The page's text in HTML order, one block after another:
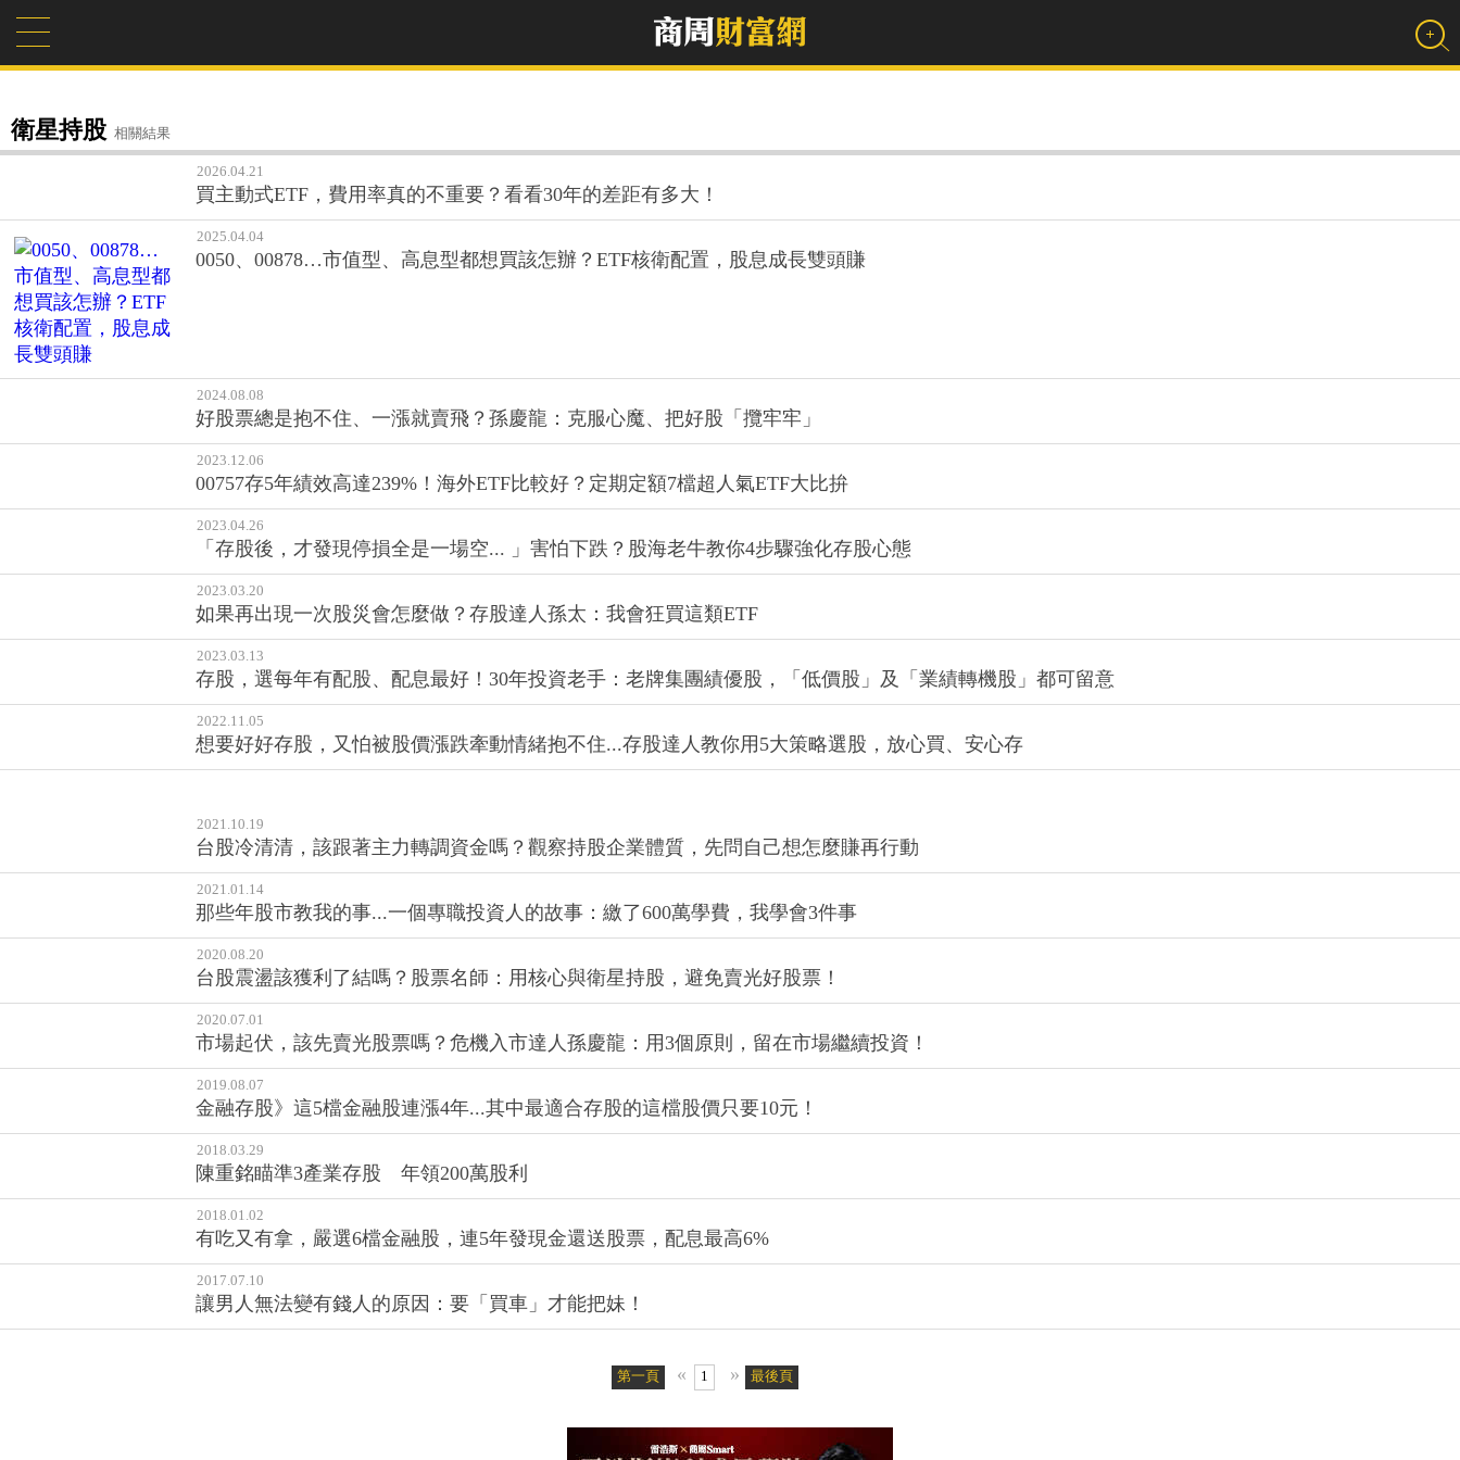
衛星持股 相關結果
2026.04.21
買主動式ETF，費用率真的不重要？看看30年的差距有多大！
2025.04.04
0050、00878…市值型、高息型都想買該怎辦？ETF核衛配置，股息成長雙頭賺
00757存5年績效高達239%！海外ETF比較好？定期定額7檔超人氣ETF大比拚
2023.04.26
「存股後，才發現停損全是一場空... 」害怕下跌？股海老牛教你4步驟強化存股心態
2023.03.20
如果再出現一次股災會怎麼做？存股達人孫太：我會狂買這類ETF
2023.03.13
存股，選每年有配股、配息最好！30年投資老手：老牌集團績優股，「低價股」及「業績轉機股」都可留意
2022.11.05
想要好好存股，又怕被股價漲跌牽動情緒抱不住...存股達人教你用5大策略選股，放心買、安心存
2021.10.19
台股冷清清，該跟著主力轉調資金嗎？觀察持股企業體質，先問自己想怎麼賺再行動
那些年股市教我的事...一個專職投資人的故事：繳了600萬學費，我學會3件事
2020.08.20
台股震盪該獲利了結嗎？股票名師：用核心與衛星持股，避免賣光好股票！
2020.07.01
市場起伏，該先賣光股票嗎？危機入市達人孫慶龍：用3個原則，留在市場繼續投資！
2019.08.07
金融存股》這5檔金融股連漲4年...其中最適合存股的這檔股價只要10元！
2018.03.29
陳重銘瞄準3產業存股 年領200萬股利
2018.01.02
有吃又有拿，嚴選6檔金融股，連5年發現金還送股票，配息最高6%
2017.07.10
讓男人無法變有錢人的原因：要「買車」才能把妹！